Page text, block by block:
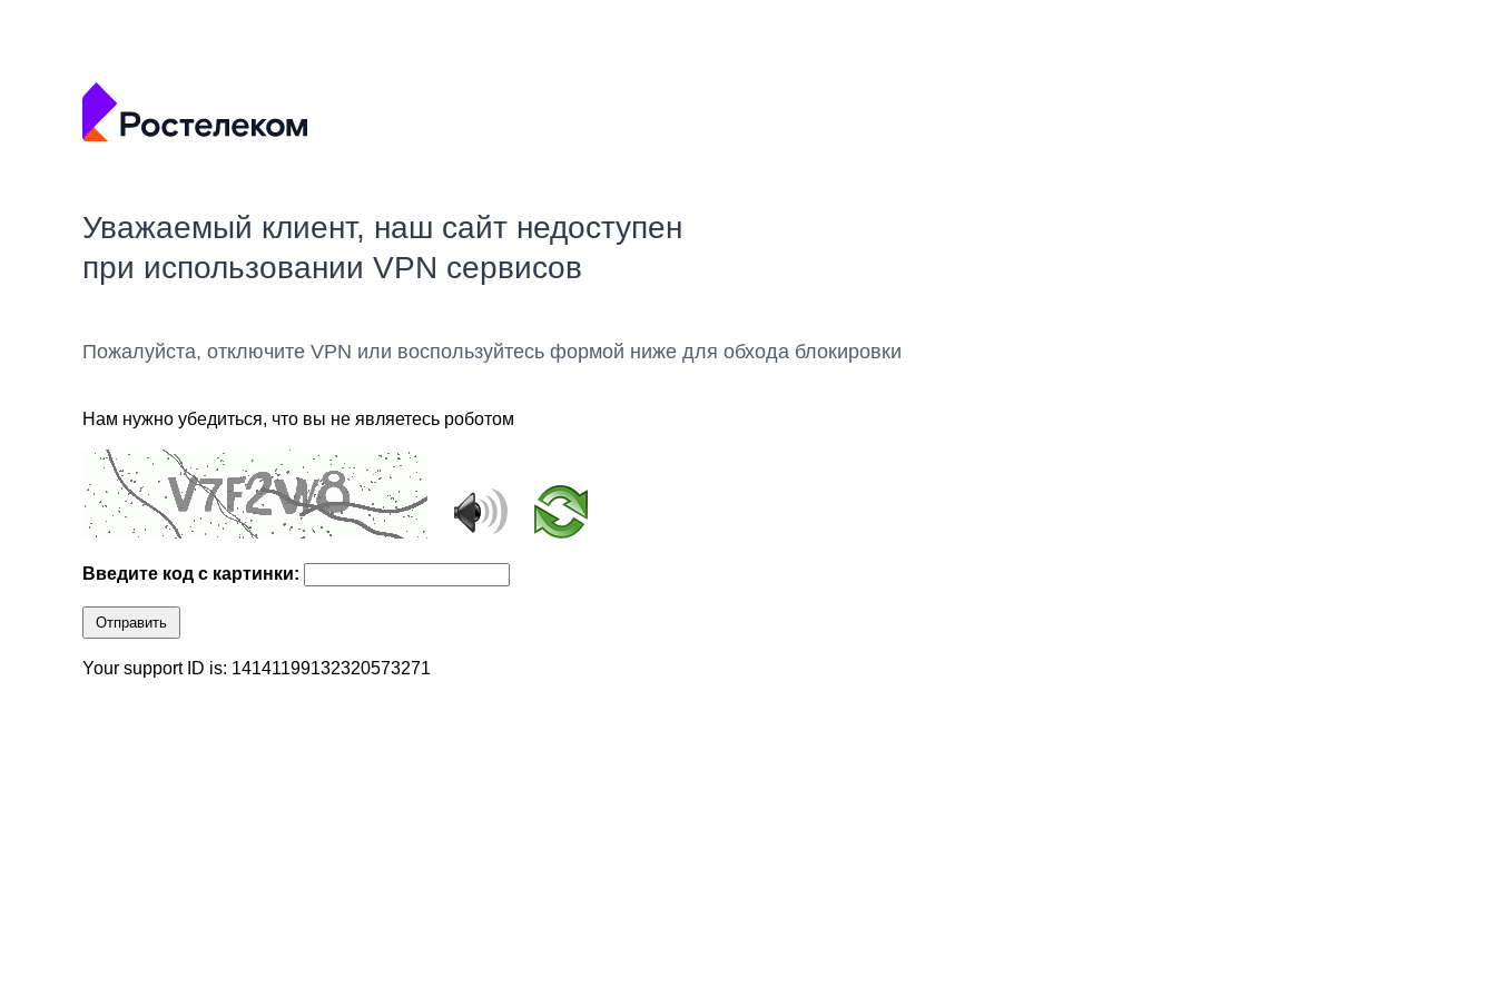
Уважаемый клиент, наш сайт недоступен
при использовании VPN сервисов
Пожалуйста, отключите VPN или воспользуйтесь формой ниже для обхода блокировки
Нам нужно убедиться, что вы не являетесь роботом
Введите код с картинки:
Отправить
Your support ID is: 14141199132320573271